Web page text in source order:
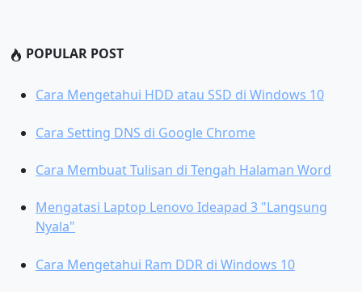
POPULAR POST
Cara Mengetahui HDD atau SSD di Windows 10
Cara Setting DNS di Google Chrome
Cara Membuat Tulisan di Tengah Halaman Word
Mengatasi Laptop Lenovo Ideapad 3 "Langsung
Nyala"
Cara Mengetahui Ram DDR di Windows 10